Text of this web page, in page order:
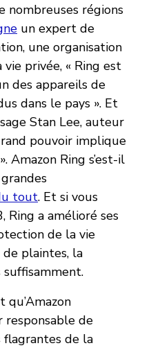
nombreuses régions
un expert de
une organisation
privée, « Ring est
des appareils de
dans le pays ». Et
Stan Lee, auteur
pouvoir implique
Amazon Ring s’est-il
tout. Et si vous
Ring a amélioré ses
de la vie
plaintes, la
suffisamment.
qu’Amazon
responsable de
flagrantes de la